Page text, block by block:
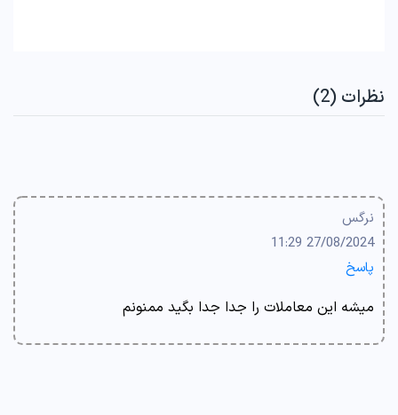
نظرات (2)
نرگس
27/08/2024 11:29
پاسخ
میشه این معاملات را جدا جدا بگید ممنونم